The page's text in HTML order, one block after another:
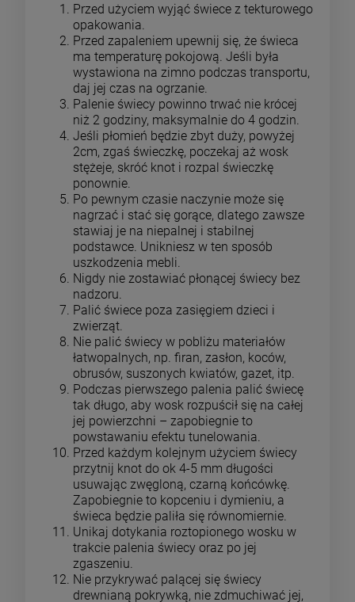
Przed użyciem wyjąć świece z tekturowego
opakowania.
Przed zapaleniem upewnij się, że świeca
ma temperaturę pokojową. Jeśli była
wystawiona na zimno podczas transportu,
daj jej czas na ogrzanie.
Palenie świecy powinno trwać nie krócej
niż 2 godziny, maksymalnie do 4 godzin.
Jeśli płomień będzie zbyt duży, powyżej
2cm, zgaś świeczkę, poczekaj aż wosk
stężeje, skróć knot i rozpal świeczkę
ponownie.
Po pewnym czasie naczynie może się
nagrzać i stać się gorące, dlatego zawsze
stawiaj je na niepalnej i stabilnej
podstawce. Unikniesz w ten sposób
uszkodzenia mebli.
Nigdy nie zostawiać płonącej świecy bez
nadzoru.
Palić świece poza zasięgiem dzieci i
zwierząt.
Nie palić świecy w pobliżu materiałów
łatwopalnych, np. firan, zasłon, koców,
obrusów, suszonych kwiatów, gazet, itp.
Podczas pierwszego palenia palić świecę
tak długo, aby wosk rozpuścił się na całej
jej powierzchni – zapobiegnie to
powstawaniu efektu tunelowania.
Przed każdym kolejnym użyciem świecy
przytnij knot do ok 4-5 mm długości
usuwając zwęgloną, czarną końcówkę.
Zapobiegnie to kopceniu i dymieniu, a
świeca będzie paliła się równomiernie.
Unikaj dotykania roztopionego wosku w
trakcie palenia świecy oraz po jej
zgaszeniu.
Nie przykrywać palącej się świecy
drewnianą pokrywką, nie zdmuchiwać jej,